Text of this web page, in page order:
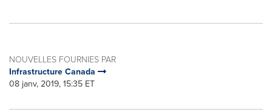
NOUVELLES FOURNIES PAR
Infrastructure Canada
08 janv, 2019, 15:35 ET